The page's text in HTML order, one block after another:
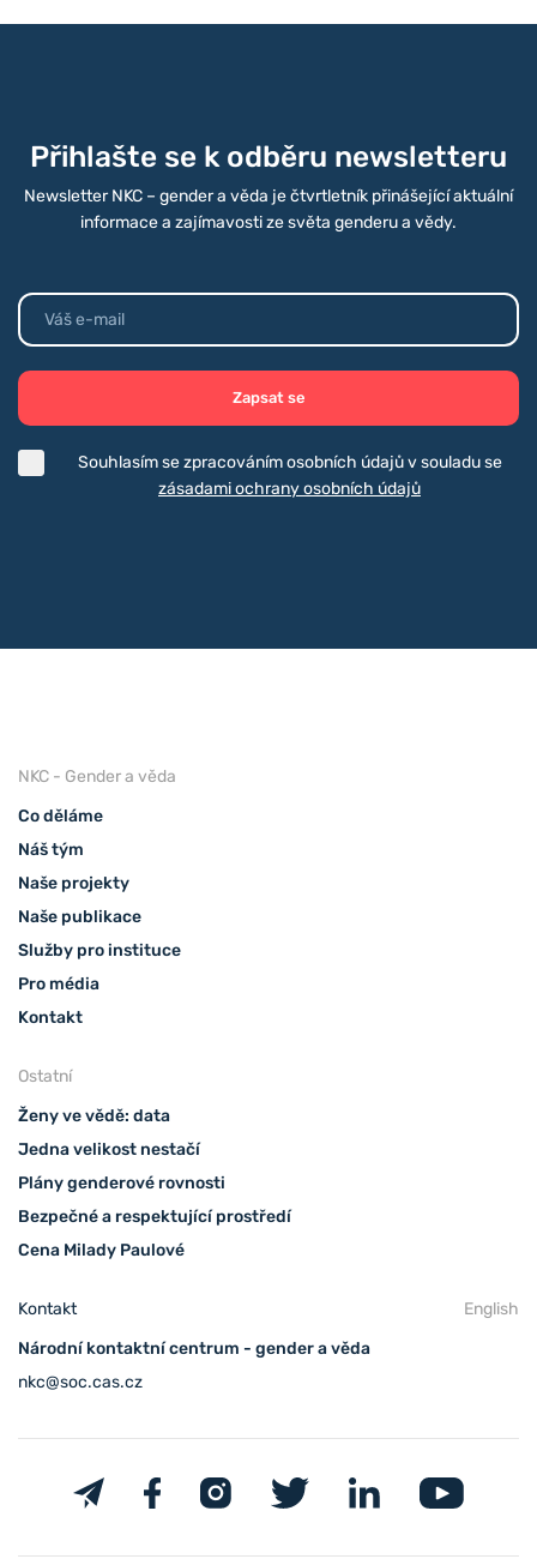
Přihlašte se k odběru newsletteru
Newsletter NKC – gender a věda je čtvrtletník přinášející aktuální
informace a zajímavosti ze světa genderu a vědy.
Zapsat se
Souhlasím se zpracováním osobních údajů v souladu se
zásadami ochrany osobních údajů
NKC - Gender a věda
Co děláme
Náš tým
Naše projekty
Naše publikace
Služby pro instituce
Pro média
Kontakt
Ostatní
Ženy ve vědě: data
Jedna velikost nestačí
Plány genderové rovnosti
Bezpečné a respektující prostředí
Cena Milady Paulové
Kontakt
English
Národní kontaktní centrum - gender a věda
nkc@soc.cas.cz